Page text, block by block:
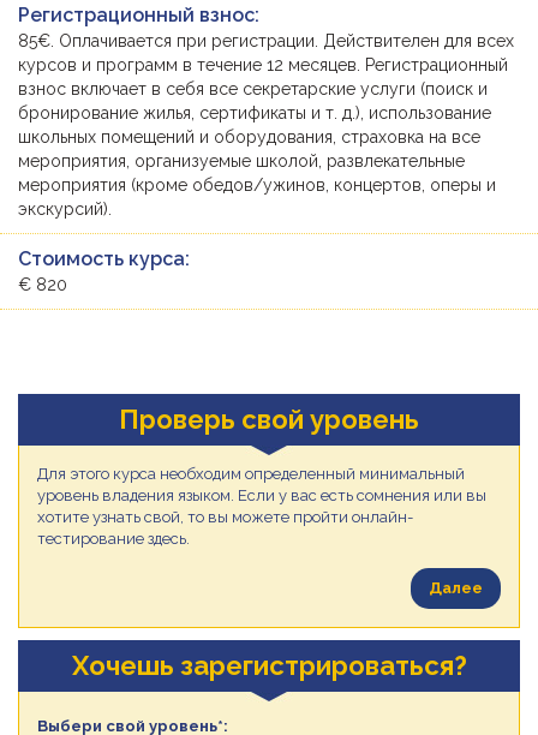
Регистрационный взнос:
85€. Оплачивается при регистрации. Действителен для всех
курсов и программ в течение 12 месяцев. Регистрационный
взнос включает в себя все секретарские услуги (поиск и
бронирование жилья, сертификаты и т. д.), использование
школьных помещений и оборудования, страховка на все
мероприятия, организуемые школой, развлекательные
мероприятия (кроме обедов/ужинов, концертов, оперы и
экскурсий).
Стоимость курса:
€ 820
Проверь свой уровень
Для этого курса необходим определенный минимальный
уровень владения языком. Если у вас есть сомнения или вы
хотите узнать свой, то вы можете пройти онлайн-
тестирование здесь.
Далее
Хочешь зарегистрироваться?
Выбери свой уровень*: